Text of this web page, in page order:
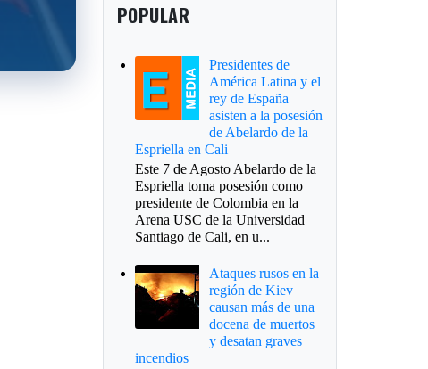
POPULAR
Presidentes de
América Latina y el
rey de España
asisten a la posesión
de Abelardo de la
Espriella en Cali
Este 7 de Agosto Abelardo de la
Espriella toma posesión como
presidente de Colombia en la
Arena USC de la Universidad
Santiago de Cali, en u...
Ataques rusos en la
región de Kiev
causan más de una
docena de muertos
y desatan graves
incendios